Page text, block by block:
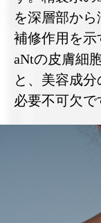
を深層部か
補修作用を示
aNtの皮膚細
と、美容成
必要不可欠で